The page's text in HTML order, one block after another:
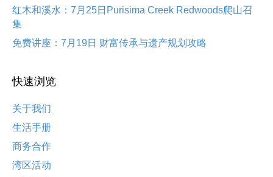
红木和溪水：7月25日Purisima Creek Redwoods爬山召
集
免费讲座：7月19日 财富传承与遗产规划攻略
快速浏览
关于我们
生活手册
商务合作
湾区活动